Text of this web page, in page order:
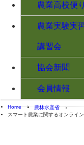
農業高校便り
農業実験実
講習会
協会新聞
会員情報
Home
農林水産省
スマート農業に関するオンライ